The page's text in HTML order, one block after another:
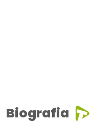
Biografia